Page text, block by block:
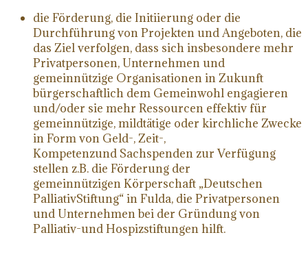
die Förderung, die Initiierung oder die
Durchführung von Projekten und Angeboten, die
das Ziel verfolgen, dass sich insbesondere mehr
Privatpersonen, Unternehmen und
gemeinnützige Organisationen in Zukunft
bürgerschaftlich dem Gemeinwohl engagieren
und/oder sie mehr Ressourcen effektiv für
gemeinnützige, mildtätige oder kirchliche Zwecke
in Form von Geld-, Zeit-,
Kompetenzund Sachspenden zur Verfügung
stellen z.B. die Förderung der
gemeinnützigen Körperschaft „Deutschen
PalliativStiftung“ in Fulda, die Privatpersonen
und Unternehmen bei der Gründung von
Palliativ-und Hospizstiftungen hilft.